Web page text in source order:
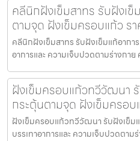
คลีนิกฝังเข็มสาทร รับฝังเข็
ตามจุด ฝังเข็มครอบแก้ว ร
คลีนิกฝังเข็มสาทร รับฝังเข็มแก้อากา
อาการและ ความเจ็บปวดตามร่างกา
ฝังเข็มครอบแก้วทวีวัฒนา
กระตุ้นตามจุด ฝังเข็มครอบ
ฝังเข็มครอบแก้วทวีวัฒนา รับฝังเข็ม
บรรเทาอาการและ ความเจ็บปวดตา